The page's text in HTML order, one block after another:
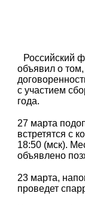
Российский
объявил о том,
с участием
года.
27 марта
встретятся с
18:50 (мск).
объявлено
23 марта,
проведет